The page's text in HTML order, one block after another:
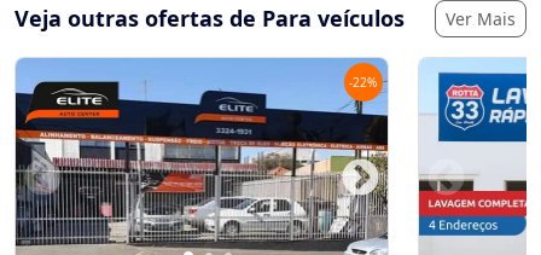
Veja outras ofertas de Para veículos Ver Mais
-22%